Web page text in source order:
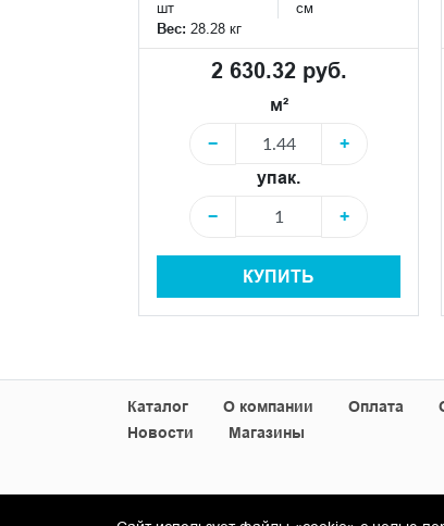
шт
см
Вес: 28.28 кг
2 630.32 руб.
м²
−
+
упак.
−
+
КУПИТЬ
Каталог О компании Оплата
Новости
Магазины